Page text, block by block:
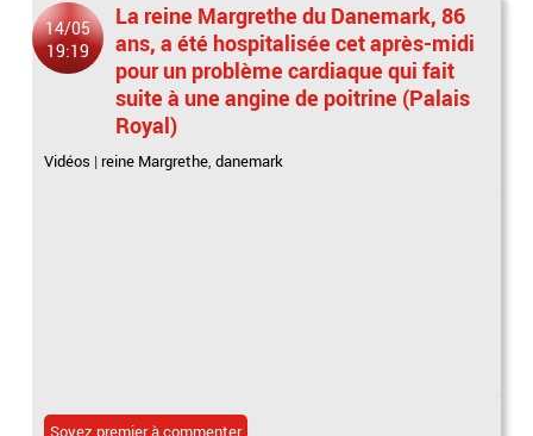
14/05
19:19
La reine Margrethe du Danemark, 86
ans, a été hospitalisée cet après-midi
pour un problème cardiaque qui fait
suite à une angine de poitrine (Palais
Royal)
Vidéos | reine Margrethe,danemark
Soyez premier à commenter